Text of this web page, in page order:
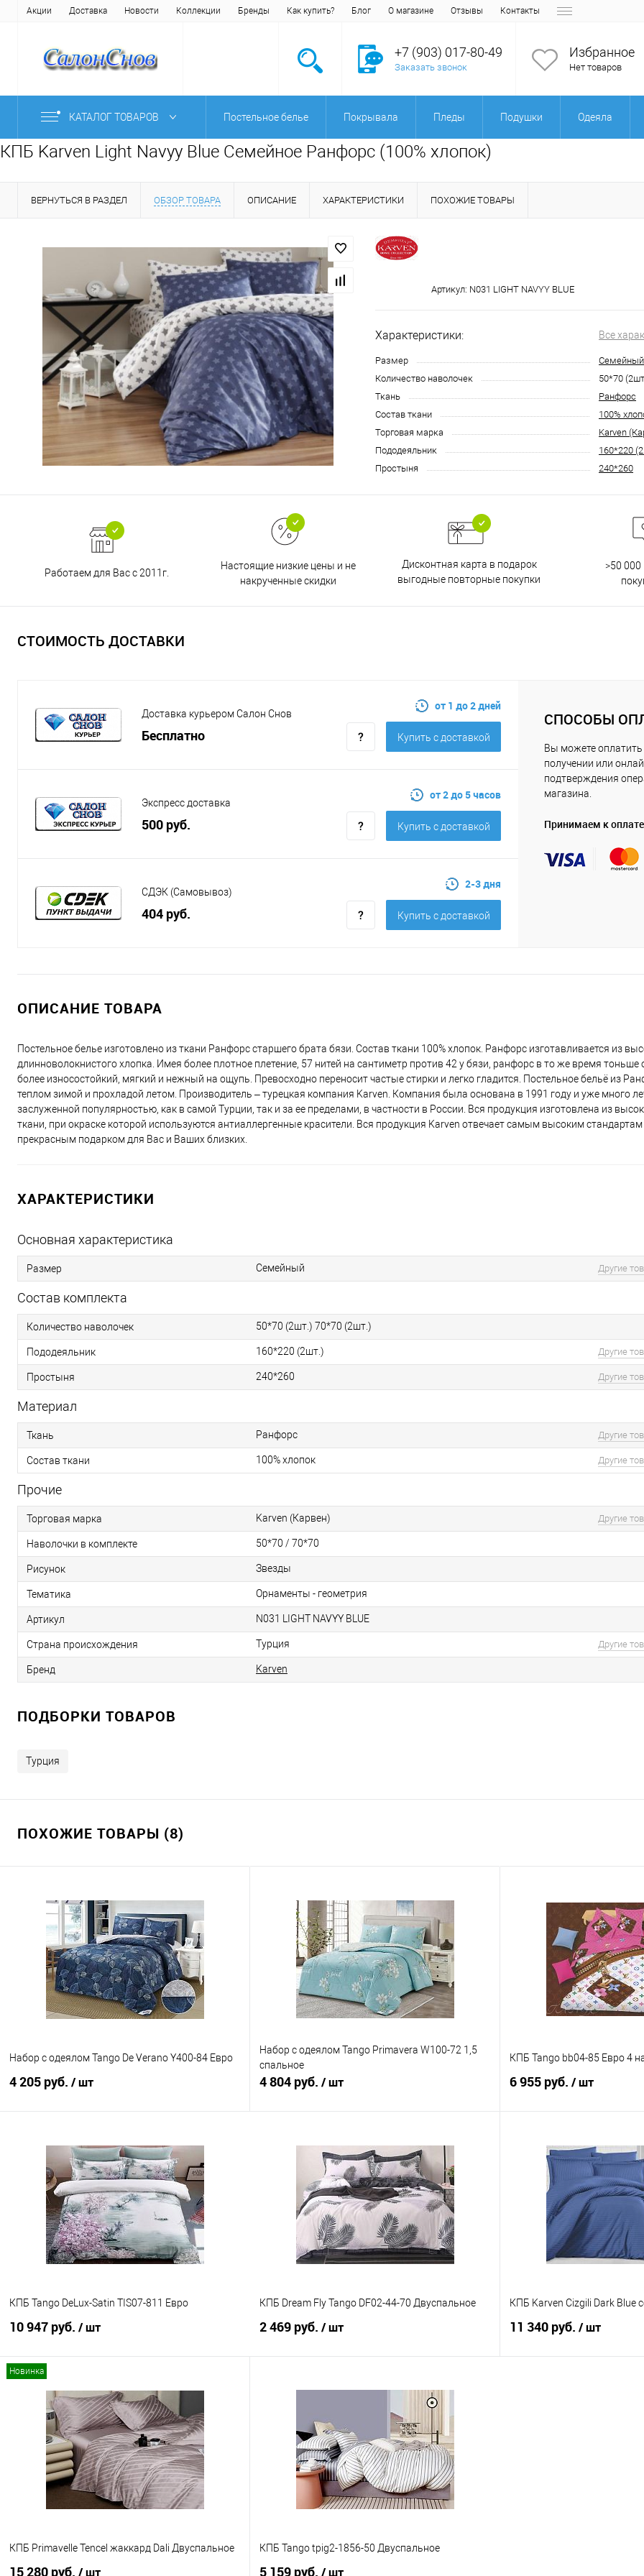
Акции Доставка Новости Коллекции Бренды Как купить? Блог О магазине Отзывы Контакты
+7 (903) 017-80-49
Заказать звонок
Избранное
Нет товаров
КАТАЛОГ ТОВАРОВ Постельное белье Покрывала Пледы Подушки Одеяла
КПБ Karven Light Navyy Blue Семейное Ранфорс (100% хлопок)
ВЕРНУТЬСЯ В РАЗДЕЛ ОБЗОР ТОВАРА ОПИСАНИЕ ХАРАКТЕРИСТИКИ ПОХОЖИЕ ТОВАРЫ
Артикул: N031 LIGHT NAVYY BLUE
Характеристики: Все
Размер
Семейный
Количество наволочек
50*70
Ткань
Ранфорс
Состав ткани
100%
Торговая марка
Karven
Пододеяльник
160*220
Простыня
240*260
Работаем для Вас с 2011г.
Настоящие низкие цены и не
накрученные скидки
Дисконтная карта в подарок
выгодные повторные покупки
>50
СТОИМОСТЬ ДОСТАВКИ
Доставка курьером Салон Снов
Бесплатно
от 1 до 2 дней
Купить c доставкой
Экспресс доставка
500 руб.
от 2 до 5 часов
Купить c доставкой
СДЭК (Самовывоз)
404 руб.
2-3 дня
Купить c доставкой
СПОСОБЫ
Вы можете оплатить
получении или
подтверждения
магазина.
Принимаем к оплате
ОПИСАНИЕ ТОВАРА
Постельное белье изготовлено из ткани Ранфорс старшего брата бязи. Состав ткани 100% хлопок. Ранфорс изготавливается из
длинноволокнистого хлопка. Имея более плотное плетение, 57 нитей на сантиметр против 42 у бязи, ранфорс в то же время тоньше
более износостойкий, мягкий и нежный на ощупь. Превосходно переносит частые стирки и легко гладится. Постельное бельё из
теплом зимой и прохладой летом. Производитель – турецкая компания Karven. Компания была основана в 1991 году и уже много
заслуженной популярностью, как в самой Турции, так и за ее пределами, в частности в России. Вся продукция изготовлена из
ткани, при окраске которой используются антиаллергенные красители. Вся продукция Karven отвечает самым высоким стандартам
прекрасным подарком для Вас и Ваших близких.
ХАРАКТЕРИСТИКИ
Основная характеристика
Размер Семейный Другие
Состав комплекта
Количество наволочек 50*70 (2шт.) 70*70 (2шт.)
Пододеяльник 160*220 (2шт.) Другие
Простыня 240*260 Другие
Материал
Ткань Ранфорс Другие
Состав ткани 100% хлопок Другие
Прочие
Торговая марка Karven (Карвен) Другие
Наволочки в комплекте 50*70 / 70*70
Рисунок Звезды
Тематика Орнаменты - геометрия
Артикул N031 LIGHT NAVYY BLUE
Страна происхождения Турция Другие
Бренд Karven
ПОДБОРКИ ТОВАРОВ
Турция
ПОХОЖИЕ ТОВАРЫ (8)
Набор с одеялом Tango De Verano Y400-84 Евро
4 205 руб. / шт
Купить в 1 клик
Сравнение
В избранное
В наличии
Набор с одеялом Tango Primavera W100-72 1,5
спальное
4 804 руб. / шт
Купить в 1 клик
Сравнение
В избранное
В наличии
КПБ Tango bb04-85 Евро 4
6 955 руб. / шт
Купить в 1 клик
В избранное
КПБ Tango DeLux-Satin TIS07-811 Евро
10 947 руб. / шт
Купить в 1 клик
Сравнение
В избранное
В наличии
КПБ Dream Fly Tango DF02-44-70 Двуспальное
2 469 руб. / шт
Купить в 1 клик
Сравнение
В избранное
В наличии
КПБ Karven Cizgili Dark Blue
11 340 руб. / шт
Новинка
КПБ Primavelle Tencel жаккард Dali Двуспальное
15 280 руб. / шт
КПБ Tango tpig2-1856-50 Двуспальное
5 159 руб. / шт